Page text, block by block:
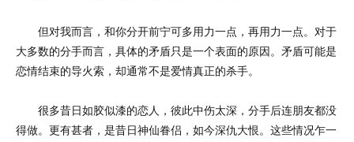
但对我而言，和你分开前宁可多用力一点，再用力一点。对于
大多数的分手而言，具体的矛盾只是一个表面的原因。矛盾可能是
恋情结束的导火索，却通常不是爱情真正的杀手。
很多昔日如胶似漆的恋人，彼此中伤太深，分手后连朋友都没
得做。更有甚者，是昔日神仙眷侣，如今深仇大恨。这些情况乍一